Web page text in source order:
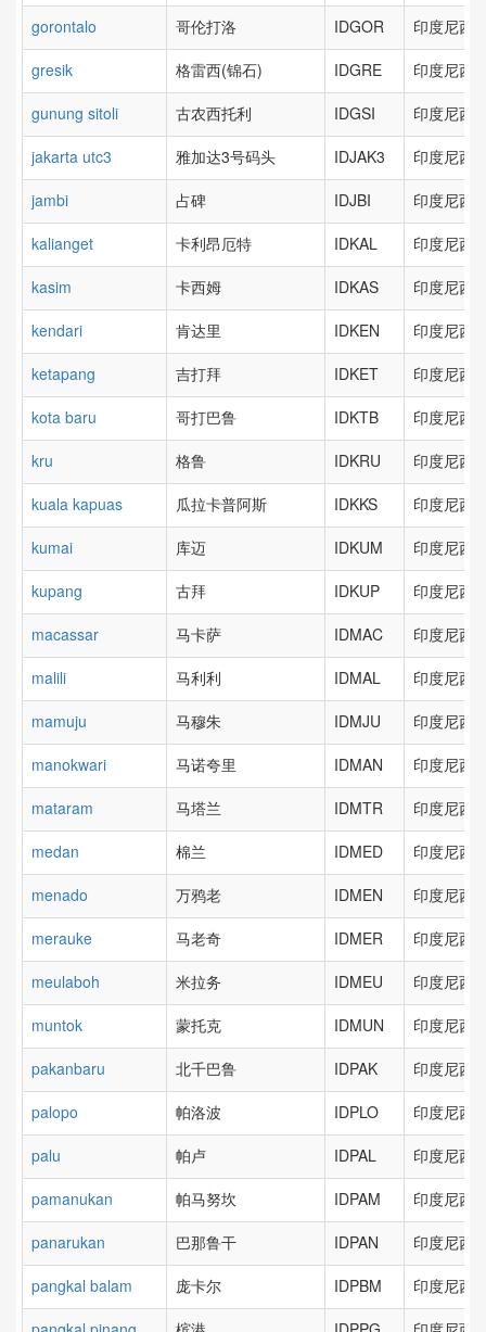
gorontalo
哥伦打洛 IDGOR
印度尼西
gresik
格雷西(锦石) IDGRE
印度尼西
gunung sitoli
古农西托利 IDGSI
印度尼西
jakarta utc3
雅加达3号码头 IDJAK3
印度尼西
jambi
占碑 IDJBI
印度尼西
kalianget
卡利昂厄特 IDKAL
印度尼西
kasim
卡西姆 IDKAS
印度尼西
kendari
肯达里 IDKEN
印度尼西
ketapang
吉打拜 IDKET
印度尼西
kota baru
哥打巴鲁 IDKTB
印度尼西
kru
格鲁 IDKRU
印度尼西
kuala kapuas
瓜拉卡普阿斯 IDKKS
印度尼西
kumai
库迈 IDKUM
印度尼西
kupang
古拜 IDKUP
印度尼西
macassar
马卡萨 IDMAC
印度尼西
malili
马利利 IDMAL
印度尼西
mamuju
马穆朱 IDMJU
印度尼西
manokwari
马诺夸里 IDMAN
印度尼西
mataram
马塔兰 IDMTR
印度尼西
medan
棉兰 IDMED
印度尼西
menado
万鸦老 IDMEN
印度尼西
merauke
马老奇 IDMER
印度尼西
meulaboh
米拉务 IDMEU
印度尼西
muntok
蒙托克 IDMUN
印度尼西
pakanbaru
北千巴鲁 IDPAK
印度尼西
palopo
帕洛波 IDPLO
印度尼西
palu
帕卢 IDPAL
印度尼西
pamanukan
帕马努坎 IDPAM
印度尼西
panarukan
巴那鲁干 IDPAN
印度尼西
pangkal balam
庞卡尔 IDPBM
印度尼西